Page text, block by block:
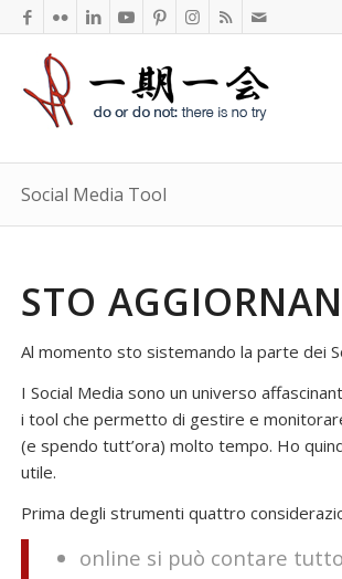
Social Media Tool
STO
Al momento sto sistemando la parte dei
I Social Media sono un universo
i tool che permetto di gestire e
(e spendo tutt’ora) molto tempo. Ho
utile.
Prima degli strumenti quattro
online si può contare